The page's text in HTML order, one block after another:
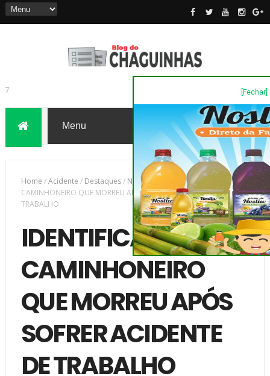
[Fechar]
7
Home /Acidente / Destaques/ Novas/
IDENTIFICADO
CAMINHONEIRO QUE MORREU APÓS SOFRER ACIDENTE DE
TRABALHO
IDENTIFICADO
CAMINHONEIRO
QUE MORREU APÓS
SOFRER ACIDENTE
DE TRABALHO